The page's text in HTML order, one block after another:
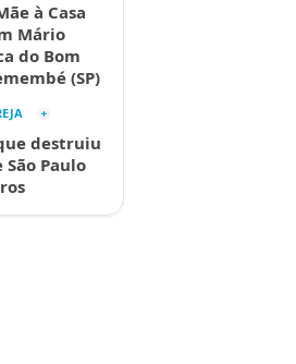
à Casa
Mário
do Bom
(SP)
destruiu
Paulo